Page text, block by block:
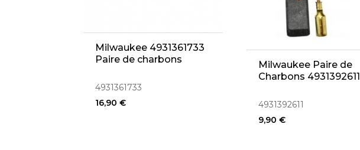
Milwaukee 4931361733
Paire de charbons
4931361733
16,90 €
Milwaukee Paire de
Charbons 4931392611
4931392611
9,90 €